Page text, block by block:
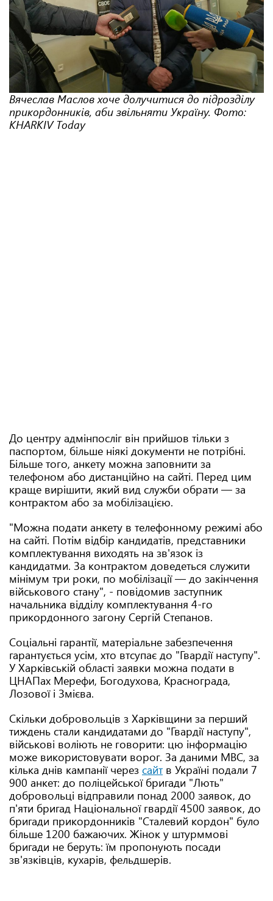
Вячеслав Маслов хоче долучитися до підрозділу
прикордонників, аби звільняти Україну. Фото:
KHARKIV Tоday
До центру адмінпосліг він прийшов тільки з
паспортом, більше ніякі документи не потрібні.
Більше того, анкету можна заповнити за
телефоном або дистанційно на сайті. Перед цим
краще вирішити, який вид служби обрати — за
контрактом або за мобілізацією.
"Можна подати анкету в телефонному режимі або
на сайті. Потім відбір кандидатів, представники
комплектування виходять на зв'язок із
кандидатми. За контрактом доведеться служити
мінімум три роки, по мобілізації — до закінчення
військового стану", - повідомив заступник
начальника відділу комплектування 4-го
прикордонного загону Сергій Степанов.
Соціальні гарантії, матеріальне забезпечення
гарантується усім, хто втсупає до "Гвардії наступу".
У Харківській області заявки можна подати в
ЦНАПах Мерефи, Богодухова, Краснограда,
Лозової і Змієва.
Скільки добровольців з Харківщини за перший
тиждень стали кандидатами до "Гвардії наступу",
військові воліють не говорити: цю інформацію
може використовувати ворог. За даними МВС, за
кілька днів кампанії через сайтв Україні подали 7
900 анкет: до поліцейської бригади "Лють"
добровольці відправили понад 2000 заявок, до
п'яти бригад Національної гвардії 4500 заявок, до
бригади прикордонників "Сталевий кордон" було
більше 1200 бажаючих. Жінок у штурммові
бригади не беруть: їм пропонують посади
зв'язківців, кухарів, фельдшерів.